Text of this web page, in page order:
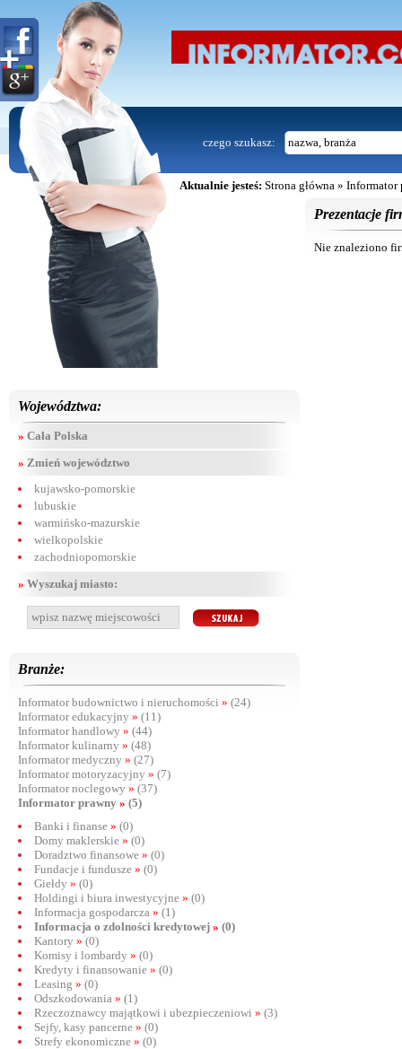
czego szukasz:
Aktualnie jesteś: Strona główna» Informator
Województwa:
» Cała Polska
» Zmień województwo
kujawsko-pomorskie
lubuskie
warmińsko-mazurskie
wielkopolskie
zachodniopomorskie
» Wyszukaj miasto:
Branże:
Informator budownictwo i nieruchomości » (24)
Informator edukacyjny » (11)
Informator handlowy » (44)
Informator kulinarny » (48)
Informator medyczny » (27)
Informator motoryzacyjny » (7)
Informator noclegowy » (37)
Informator prawny » (5)
Banki i finanse » (0)
Domy maklerskie » (0)
Doradztwo finansowe » (0)
Fundacje i fundusze » (0)
Giełdy » (0)
Holdingi i biura inwestycyjne » (0)
Informacja gospodarcza » (1)
Informacja o zdolności kredytowej » (0)
Kantory » (0)
Komisy i lombardy » (0)
Kredyty i finansowanie » (0)
Leasing » (0)
Odszkodowania » (1)
Rzeczoznawcy majątkowi i ubezpieczeniowi » (3)
Sejfy, kasy pancerne » (0)
Strefy ekonomiczne » (0)
Prezentacje
Nie znaleziono